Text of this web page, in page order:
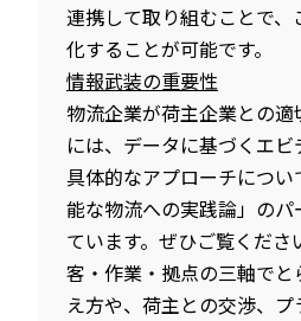
連携して取り組むことで
化することが可能です。
情報武装の重要性
物流企業が荷主企業との
には、データに基づくエビ
具体的なアプローチにつ
能な物流への実践論」の
ています。ぜひご覧くだ
客・作業・拠点の三軸で
え方や、荷主との交渉、